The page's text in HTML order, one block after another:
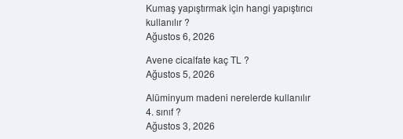
Kumaş yapıştırmak için hangi yapıştırıcı
kullanılır ?
Ağustos 6, 2026
Avene cicalfate kaç TL ?
Ağustos 5, 2026
Alüminyum madeni nerelerde kullanılır
4. sınıf ?
Ağustos 3, 2026